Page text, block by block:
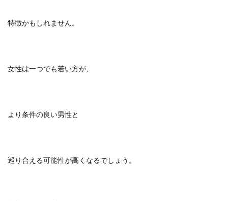
特徴かもしれません。
女性は一つでも若い方が、
より条件の良い男性と
巡り合える可能性が高くなるでしょう。